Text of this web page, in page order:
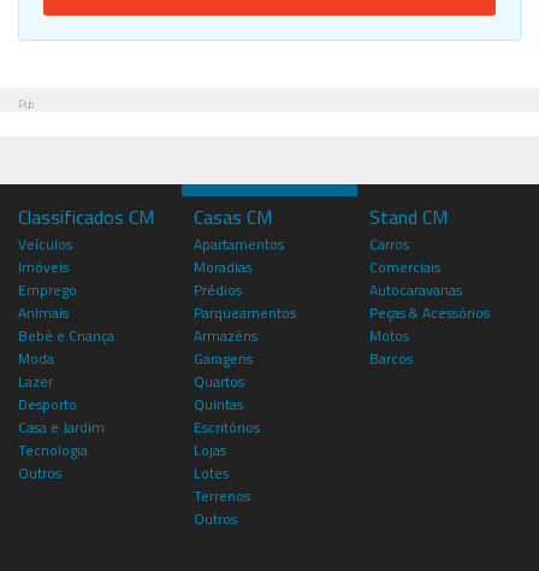
Pub
Classificados CM
Veículos
Imóveis
Emprego
Animais
Bebé e Criança
Moda
Lazer
Desporto
Casa e Jardim
Tecnologia
Outros
Casas CM
Apartamentos
Moradias
Prédios
Parqueamentos
Armazéns
Garagens
Quartos
Quintas
Escritórios
Lojas
Lotes
Terrenos
Outros
Stand CM
Carros
Comerciais
Autocaravanas
Peças & Acessórios
Motos
Barcos